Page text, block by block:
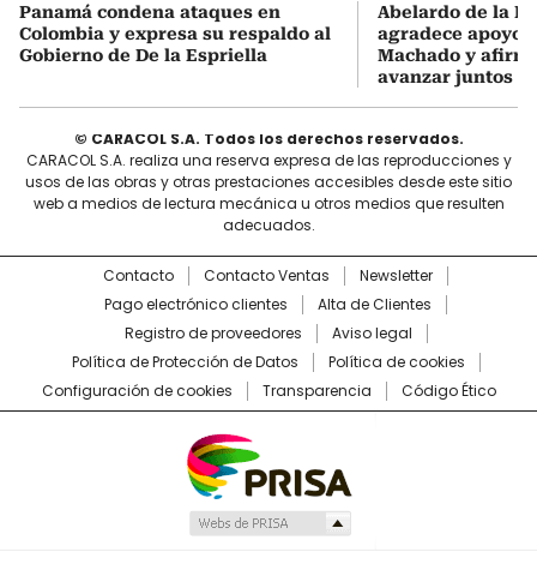
Panamá condena ataques en
Colombia y expresa su respaldo al
Gobierno de De la Espriella
Abelardo de la
agradece apoyo
Machado y
avanzar juntos
© CARACOL S.A. Todos los derechos reservados.
CARACOL S.A. realiza una reserva expresa de las reproducciones y
usos de las obras y otras prestaciones accesibles desde este sitio
web a medios de lectura mecánica u otros medios que resulten
adecuados.
Contacto Contacto Ventas
Newsletter
Pago electrónico clientes
Alta de Clientes
Registro de proveedores
Aviso legal
Política de Protección de Datos
Política de cookies
Configuración de cookies
Transparencia Código Ético